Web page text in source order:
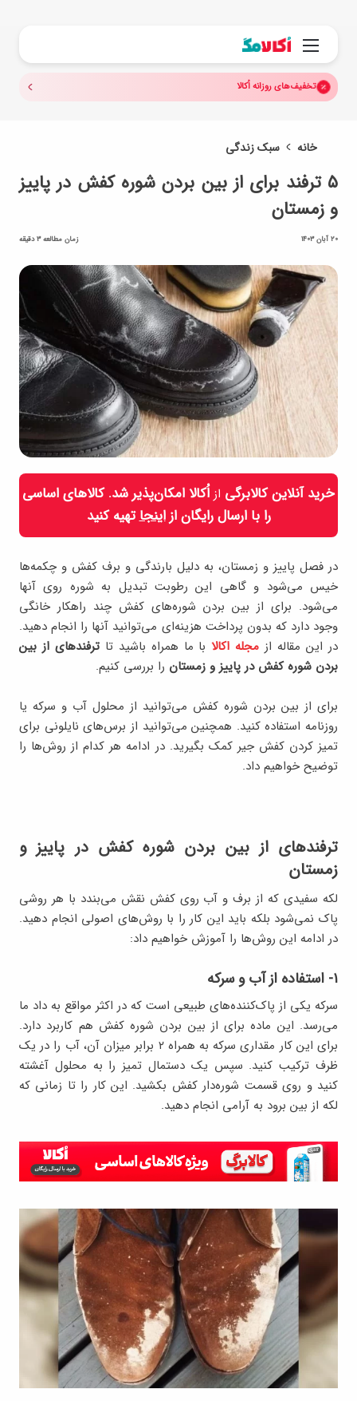
منو
تخفیف‌های روزانه اُکالا
خانه سبک زندگی
۵ ترفند برای از بین بردن شوره کفش در پاییز
و زمستان
20 آبان 1403 زمان مطالعه 3 دقیقه
خرید آنلاین کالابرگی از اُکالا امکان‌پذیر شد. کالاهای اساسی
را با ارسال رایگان ازاینجاتهیه کنید
در فصل پاییز و زمستان، به دلیل بارندگی و برف کفش و چکمه‌ها
خیس می‌شود و گاهی این رطوبت تبدیل به شوره روی آنها
می‌شود. برای از بین بردن شوره‌های کفش چند راهکار خانگی
وجود دارد که بدون پرداخت هزینه‌ای می‌توانید آنها را انجام دهید.
در این مقاله از مجله اکالابا ما همراه باشید تاترفندهای از بین
بردن شوره کفش در پاییز و زمستان را بررسی کنیم.
برای از بین بردن شوره کفش می‌توانید از محلول آب و سرکه یا
روزنامه استفاده کنید. همچنین می‌توانید از برس‌های نایلونی برای
تمیز کردن کفش جیر کمک بگیرید. در ادامه هر کدام از روش‌ها را
توضیح خواهیم داد.
ترفندهای از بین بردن شوره کفش در پاییز و
زمستان
لکه‌ سفیدی که از برف و آب روی کفش نقش می‌بندد با هر روشی
پاک نمی‌شود بلکه باید این کار را با روش‌های اصولی انجام دهید.
در ادامه این روش‌ها را آموزش خواهیم داد:
۱- استفاده از آب و سرکه
سرکه یکی از پاک‌کننده‌های طبیعی است که در اکثر مواقع به داد ما
می‌رسد. این ماده برای از بین بردن شوره کفش هم کاربرد دارد.
برای این کار مقداری سرکه به همراه ۲ برابر میزان آن، آب را در یک
ظرف ترکیب کنید. سپس یک دستمال تمیز را به محلول آغشته
کنید و روی قسمت شوره‌دار کفش بکشید. این کار را تا زمانی که
لکه از بین برود به آرامی انجام دهید.